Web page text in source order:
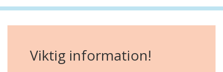
Viktig information!